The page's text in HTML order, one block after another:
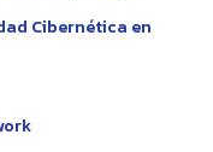
Cibernética en